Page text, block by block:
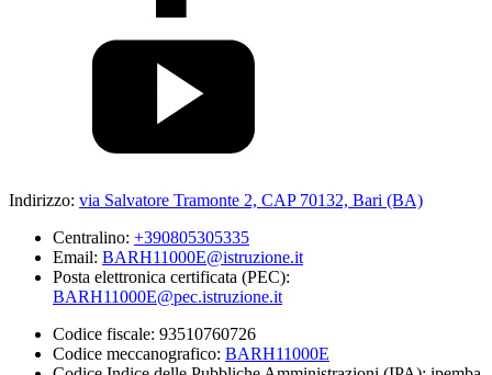
Indirizzo: via Salvatore Tramonte 2, CAP 70132, Bari (BA)
Centralino: +390805305335
Email: BARH11000E@istruzione.it
Posta elettronica certificata (PEC):
BARH11000E@pec.istruzione.it
Codice fiscale: 93510760726
Codice meccanografico: BARH11000E